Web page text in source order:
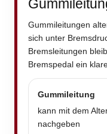
Gummileitungen
sich unter
Bremsleitungen
Bremspedal ein
Gummileitung
kann mit dem
nachgeben